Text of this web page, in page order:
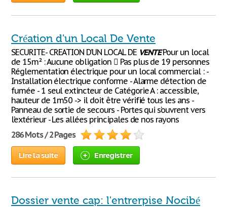
Création d'un Local De Vente
SECURITE- CREATION D’UN LOCAL DE VENTEPour un local
de 15m² : Aucune obligation  Pas plus de 19 personnes
Réglementation électrique pour un local commercial : -
Installation électrique conforme - Alarme détection de
fumée - 1 seul extincteur de Catégorie A : accessible,
hauteur de 1m50 -> il doit être vérifié tous les ans -
Panneau de sortie de secours - Portes qui s’ouvrent vers
l’extérieur - Les allées principales de nos rayons
286 Mots / 2 Pages
Lire la suite Enregistrer
Dossier vente cap: l'entrerpise Nocibé